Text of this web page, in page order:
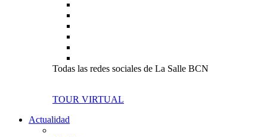
Todas las redes sociales de La Salle BCN
TOUR VIRTUAL
Actualidad